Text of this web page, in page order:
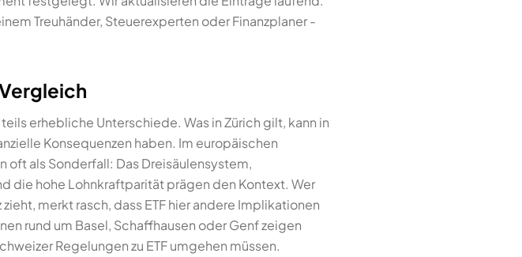
Treuhänder, Steuerexperten oder Finanzplaner -
erhebliche Unterschiede. Was in Zürich gilt, kann in
Konsequenzen haben. Im europäischen
als Sonderfall: Das Dreisäulensystem,
die hohe Lohnkraftparität prägen den Kontext. Wer
merkt rasch, dass ETF hier andere Implikationen
rund um Basel, Schaffhausen oder Genf zeigen
Regelungen zu ETF umgehen müssen.